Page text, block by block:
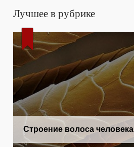
Лучшее в рубрике
Строение волоса человека